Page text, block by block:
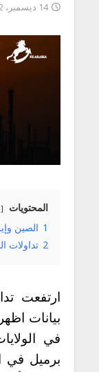
14 ديسمبر، 2022
المحتويات
1 الصين
2 تداولات النفط
بيانات